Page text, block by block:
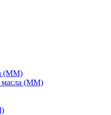
(ММ)
масла (ММ)